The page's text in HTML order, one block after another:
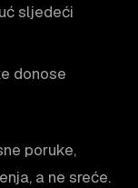
sljedeći
donose
poruke,
a ne sreće.